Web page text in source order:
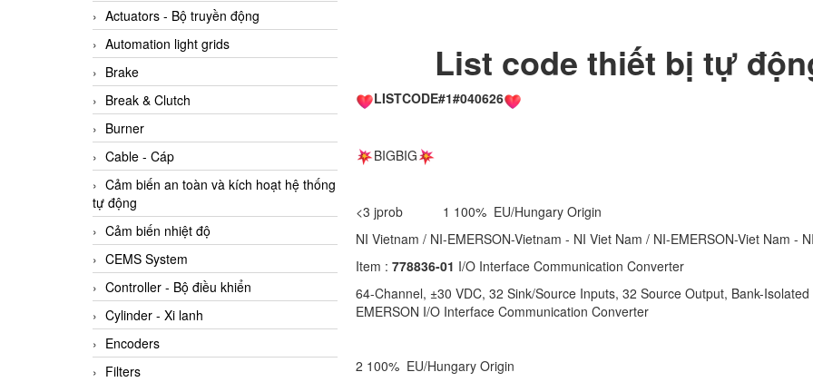
Actuators - Bộ truyền động
Automation light grids
Brake
Break & Clutch
Burner
Cable - Cáp
Cảm biến an toàn và kích hoạt hệ thống
tự động
Cảm biến nhiệt độ
CEMS System
Controller - Bộ điều khiển
Cylinder - Xi lanh
Encoders
Filters
List code thiết bị tự
LISTCODE#1#040626
BIGBIG
<3 jprob 1 100% EU/Hungary Origin
NI Vietnam / NI-EMERSON-Vietnam - NI Viet Nam / NI-EMERSON-Viet Nam -
Item : 778836-01 I/O Interface Communication Converter
64-Channel, ±30 VDC, 32 Sink/Source Inputs, 32 Source Output, Bank-
EMERSON I/O Interface Communication Converter
2 100% EU/Hungary Origin